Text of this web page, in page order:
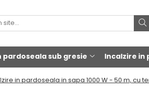
pardoseala sub gresie Incalzire in
in pardoseala in sapa 1000 W - 50 m, cu